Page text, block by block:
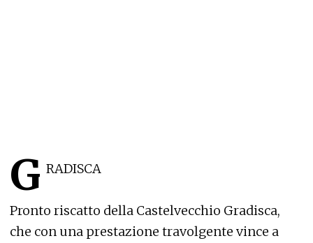
G RADISCA
Pronto riscatto della Castelvecchio Gradisca,
che con una prestazione travolgente vince a